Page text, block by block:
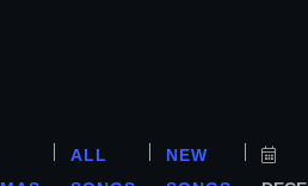
ALL
NEW